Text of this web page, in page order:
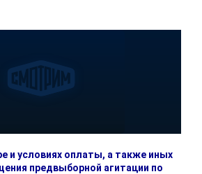
и условиях оплаты, а также иных
предвыборной агитации по